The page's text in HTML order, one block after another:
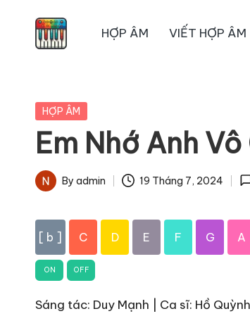
HỢP ÂM VIẾT HỢP ÂM
Posted
HỢP ÂM
Em Nhớ Anh
Posted
By admin 19 Tháng 7, 2024
[ b ] C D E F G A
ON OFF
Sáng tác: Duy Mạnh | Ca sĩ: Hồ